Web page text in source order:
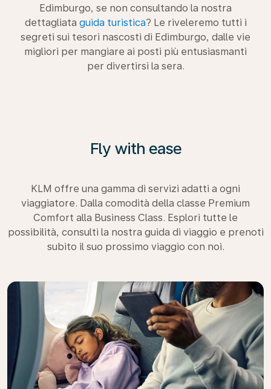
Edimburgo, se non consultando la nostra
dettagliata guida turistica? Le riveleremo tutti i
segreti sui tesori nascosti di Edimburgo, dalle vie
migliori per mangiare ai posti più entusiasmanti
per divertirsi la sera.
Fly with ease
KLM offre una gamma di servizi adatti a ogni
viaggiatore. Dalla comodità della classe Premium
Comfort alla Business Class. Esplori tutte le
possibilità, consulti la nostra guida di viaggio e prenoti
subito il suo prossimo viaggio con noi.